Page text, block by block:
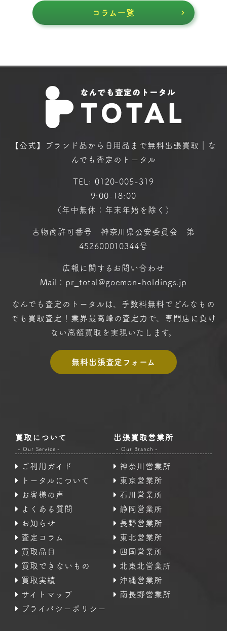
コラム一覧
【公式】ブランド品から日用品まで無料出張買取｜な
んでも査定のトータル
TEL: 0120-005-319
9:00-18:00
（年中無休：年末年始を除く）
古物商許可番号 神奈川県公安委員会 第
452600010344号
広報に関するお問い合わせ
Mail：pr_total@goemon-holdings.jp
なんでも査定のトータルは、手数料無料で どんなもの
でも買取査定！ 業界最高峰の査定力で、専門店に 負け
ない高額買取を実現いたします。
無料出張査定フォーム
買取について
- Our Service -
ご利用ガイド
トータルについて
お客様の声
よくある質問
お知らせ
査定コラム
買取品目
買取できないもの
買取実績
サイトマップ
プライバシーポリシー
出張買取営業所
- Our Branch -
神奈川営業所
東京営業所
石川営業所
静岡営業所
長野営業所
東北営業所
四国営業所
北東北営業所
沖縄営業所
南長野営業所